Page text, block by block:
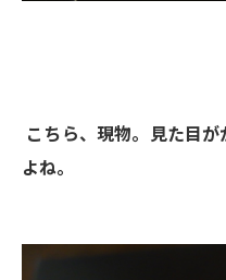
こちら、現物。見た目
よね。